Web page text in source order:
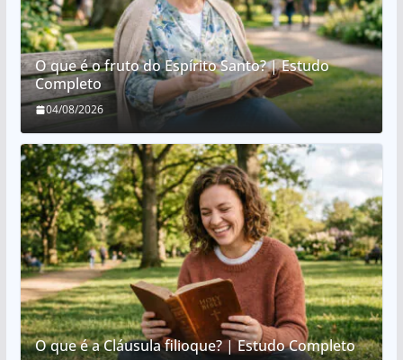
O que é o fruto do Espírito Santo? | Estudo
Completo
04/08/2026
O que é a Cláusula filioque? | Estudo Completo